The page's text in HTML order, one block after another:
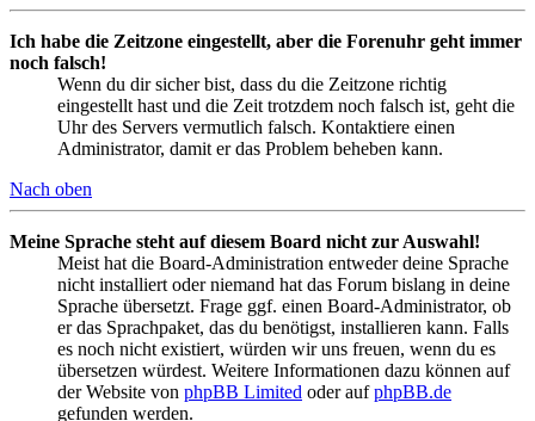
Ich habe die Zeitzone eingestellt, aber die Forenuhr geht immer
noch falsch!
Wenn du dir sicher bist, dass du die Zeitzone richtig
eingestellt hast und die Zeit trotzdem noch falsch ist, geht die
Uhr des Servers vermutlich falsch. Kontaktiere einen
Administrator, damit er das Problem beheben kann.
Nach oben
Meine Sprache steht auf diesem Board nicht zur Auswahl!
Meist hat die Board-Administration entweder deine Sprache
nicht installiert oder niemand hat das Forum bislang in deine
Sprache übersetzt. Frage ggf. einen Board-Administrator, ob
er das Sprachpaket, das du benötigst, installieren kann. Falls
es noch nicht existiert, würden wir uns freuen, wenn du es
übersetzen würdest. Weitere Informationen dazu können auf
der Website von phpBB Limited oder aufphpBB.de
gefunden werden.